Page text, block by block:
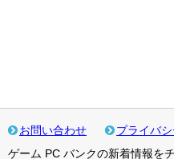
お問い合わせ プライバ
ゲーム PC バンクの新着情報を